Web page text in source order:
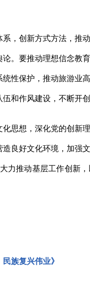
创新方式方法，推
。要推动理想信念教
性保护，推动旅游业
和作风建设，不断开
思想，深化党的创新
良好文化环境，加强
力推动基层工作创新
族复兴伟业》